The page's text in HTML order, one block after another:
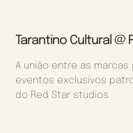
Tarantino Cultural @
A união entre as marcas
eventos exclusivos
do Red Star studios